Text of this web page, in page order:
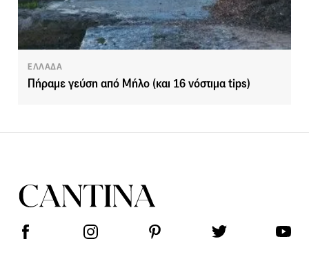
ΕΛΛΑΔΑ
Πήραμε γεύση από Μήλο (και 16 νόστιμα tips)